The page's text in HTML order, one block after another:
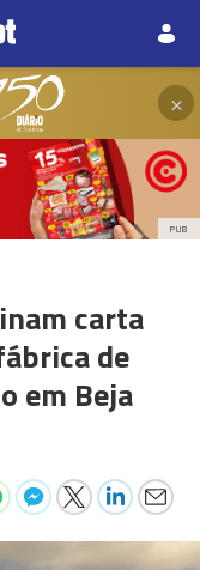
×
PUB
carta
de
em Beja